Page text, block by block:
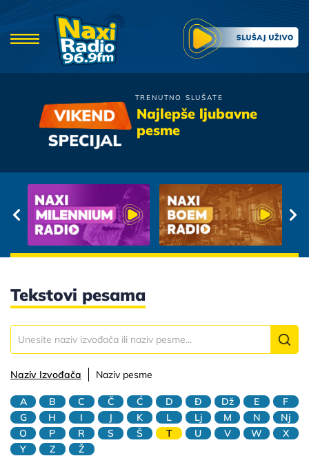
TRENUTNO SLUŠATE
Najlepše ljubavne
pesme
Crvena Jabuka
Tekstovi pesama
Naziv Izvođača Naziv pesme
A B C Č Ć D Đ Dž E
F
G
H I J K L Lj M N
Nj
O
P R S Š T U V W
X
Y
Z Ž